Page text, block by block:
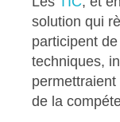
solution qui
participent
techniques,
de la